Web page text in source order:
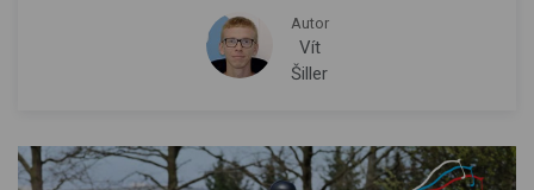
Autor
Vít
Šiller